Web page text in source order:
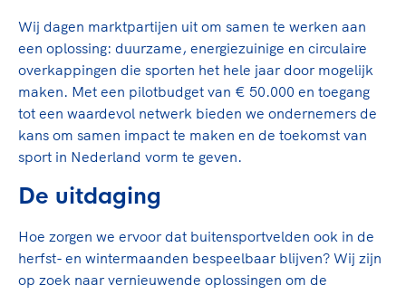
Wij dagen marktpartijen uit om samen te werken aan
een oplossing: duurzame, energiezuinige en circulaire
overkappingen die sporten het hele jaar door mogelijk
maken. Met een pilotbudget van € 50.000 en toegang
tot een waardevol netwerk bieden we ondernemers de
kans om samen impact te maken en de toekomst van
sport in Nederland vorm te geven.
De uitdaging
Hoe zorgen we ervoor dat buitensportvelden ook in de
herfst- en wintermaanden bespeelbaar blijven? Wij zijn
op zoek naar vernieuwende oplossingen om de